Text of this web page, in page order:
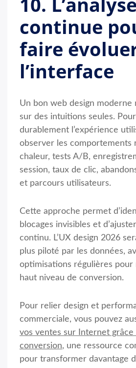
continue
faire
l’interface
Un bon web design moderne
sur des intuitions seules.
durablement l’expérience
observer les comportements
chaleur, tests A/B,
session, taux de clic,
et parcours utilisateurs.
Cette approche permet
blocages invisibles et
continu. L’UX design 2026
plus piloté par les données,
optimisations régulières pour
haut niveau de conversion.
Pour relier design et
commerciale, vous pouvez
vos ventes sur Internet grâce
conversion, une ressource
pour transformer davantage